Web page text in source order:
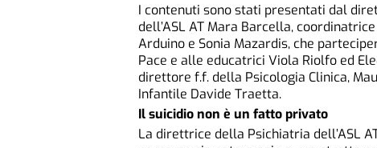
I contenuti sono stati presentati dal
dell’ASL AT Mara Barcella,
Arduino e Sonia Mazardis, che
Pace e alle educatrici Viola Riolfo ed
direttore f.f. della Psicologia Clinica,
Infantile Davide Traetta.
Il suicidio non è un fatto privato
La direttrice della Psichiatria dell’ASL